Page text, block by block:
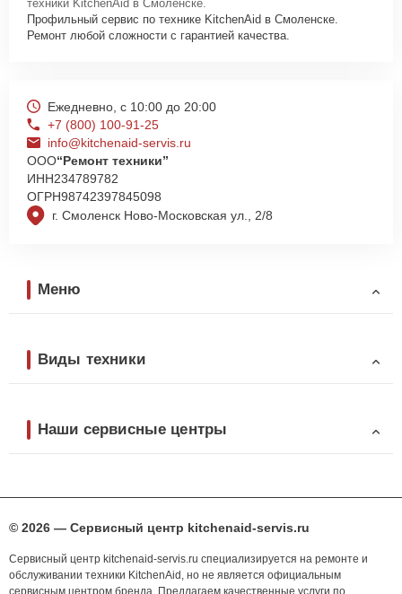
техники KitchenAid в Смоленске.
Профильный сервис по технике KitchenAid в Смоленске.
Ремонт любой сложности с гарантией качества.
г. Смоленск Ново-Московская ул., 2/8
Ежедневно, с 10:00 до 20:00
+7 (800) 100-91-25
info@kitchenaid-servis.ru
ООО“Ремонт техники”
ИНН234789782
ОГРН98742397845098
Меню
Виды техники
Наши сервисные центры
© 2026 — Сервисный центр kitchenaid-servis.ru
Сервисный центр kitchenaid-servis.ru специализируется на ремонте и
обслуживании техники KitchenAid, но не является официальным
сервисным центром бренда. Предлагаем качественные услуги по